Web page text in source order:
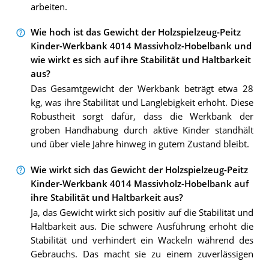
arbeiten.
Wie hoch ist das Gewicht der Holzspielzeug-Peitz
Kinder-Werkbank 4014 Massivholz-Hobelbank und
wie wirkt es sich auf ihre Stabilität und Haltbarkeit
aus?
Das Gesamtgewicht der Werkbank beträgt etwa 28
kg, was ihre Stabilität und Langlebigkeit erhöht. Diese
Robustheit sorgt dafür, dass die Werkbank der
groben Handhabung durch aktive Kinder standhält
und über viele Jahre hinweg in gutem Zustand bleibt.
Wie wirkt sich das Gewicht der Holzspielzeug-Peitz
Kinder-Werkbank 4014 Massivholz-Hobelbank auf
ihre Stabilität und Haltbarkeit aus?
Ja, das Gewicht wirkt sich positiv auf die Stabilität und
Haltbarkeit aus. Die schwere Ausführung erhöht die
Stabilität und verhindert ein Wackeln während des
Gebrauchs. Das macht sie zu einem zuverlässigen